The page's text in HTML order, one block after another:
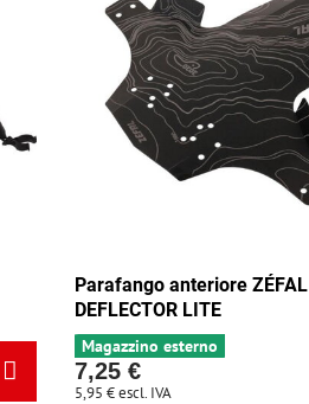
Parafango anteriore ZÉFAL
DEFLECTOR LITE
Magazzino esterno
7,25 €
5,95 €escl. IVA